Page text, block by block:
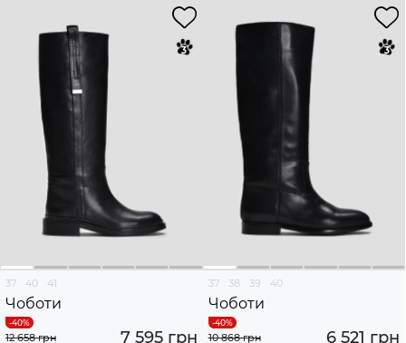
37 40 41
Чоботи
7 595 грн
12 658 грн
37 38 39 40
Чоботи
6 521 грн
10 868 грн